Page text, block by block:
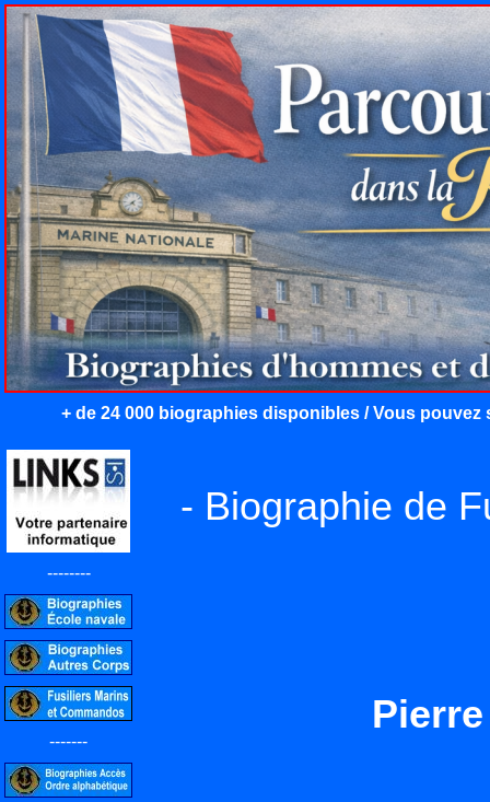
+ de 24 000 biographies disponibles / Vous
--------
-------
- Biographie de